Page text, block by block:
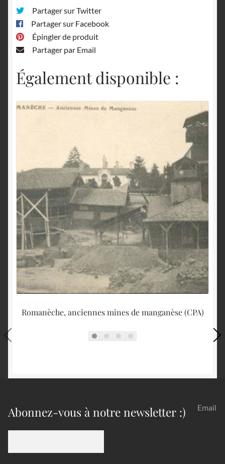
Partager sur Twitter
Partager sur Facebook
Épingler de produit
Partager par Email
Également disponible :
Romanèche, anciennes mines de manganèse (CPA)
Abonnez-vous à notre newsletter :) Email